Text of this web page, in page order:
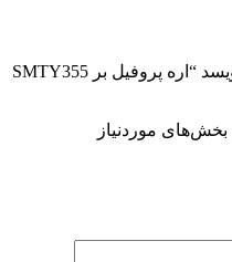
اولین کسی باشید که دیدگاهی می نویسد “اره پروفیل بر SMTY355
بخش‌های موردنیاز